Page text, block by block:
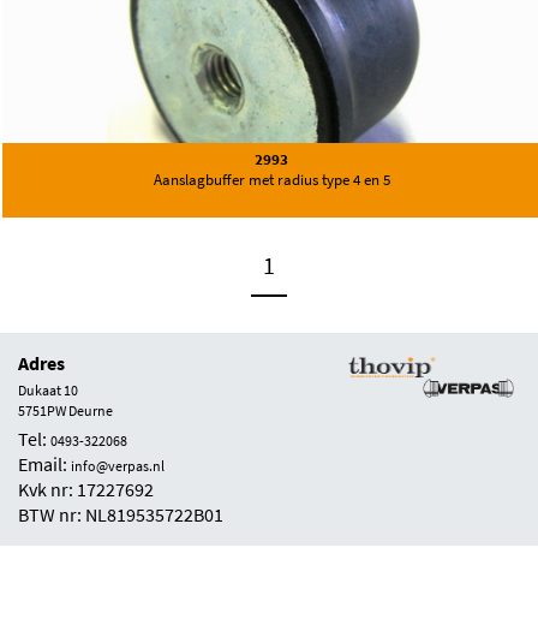
2993
Aanslagbuffer met radius type 4 en 5
1
Adres
Dukaat 10
5751PW Deurne
Tel: 0493-322068
Email: info@verpas.nl
Kvk nr: 17227692
BTW nr: NL819535722B01